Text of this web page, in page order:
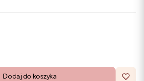
Dodaj do koszyka